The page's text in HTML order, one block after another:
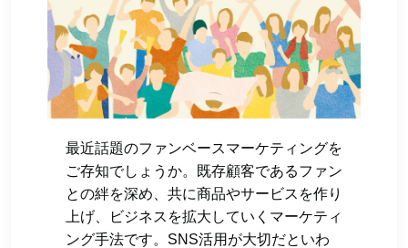
最近話題のファンベースマーケティングを
ご存知でしょうか。既存顧客であるファン
との絆を深め、共に商品やサービスを作り
上げ、ビジネスを拡大していくマーケティ
ング手法です。SNS活用が大切だといわ